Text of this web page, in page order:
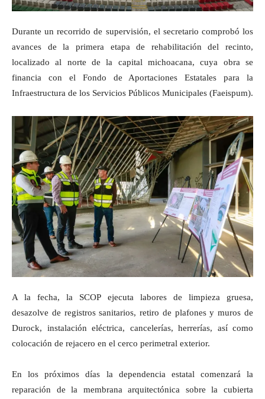
Durante un recorrido de supervisión, el secretario comprobó los
avances de la primera etapa de rehabilitación del recinto,
localizado al norte de la capital michoacana, cuya obra se
financia con el Fondo de Aportaciones Estatales para la
Infraestructura de los Servicios Públicos Municipales (Faeispum).
A la fecha, la SCOP ejecuta labores de limpieza gruesa,
desazolve de registros sanitarios, retiro de plafones y muros de
Durock, instalación eléctrica, cancelerías, herrerías, así como
colocación de rejacero en el cerco perimetral exterior.
En los próximos días la dependencia estatal comenzará la
reparación de la membrana arquitectónica sobre la cubierta